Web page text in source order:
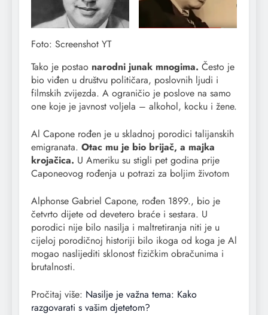
Foto: Screenshot YT
Tako je postao narodni junak mnogima. Često je
bio viđen u društvu političara, poslovnih ljudi i
filmskih zvijezda. A ograničio je poslove na samo
one koje je javnost voljela – alkohol, kocku i žene.
Al Capone rođen je u skladnoj porodici talijanskih
emigranata. Otac mu je bio brijač, a majka
krojačica. U Ameriku su stigli pet godina prije
Caponeovog rođenja u potrazi za boljim životom
Alphonse Gabriel Capone, rođen 1899., bio je
četvrto dijete od devetero braće i sestara. U
porodici nije bilo nasilja i maltretiranja niti je u
cijeloj porodičnoj historiji bilo ikoga od koga je Al
mogao naslijediti sklonost fizičkim obračunima i
brutalnosti.
Pročitaj više: Nasilje je važna tema: Kako
razgovarati s vašim djetetom?